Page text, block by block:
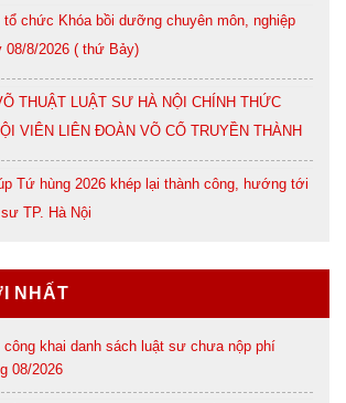
tổ chức Khóa bồi dưỡng chuyên môn, nghiệp
08/8/2026 ( thứ Bảy)
THUẬT LUẬT SƯ HÀ NỘI CHÍNH THỨC
VIÊN LIÊN ĐOÀN VÕ CỔ TRUYỀN THÀNH
Tứ hùng 2026 khép lại thành công, hướng tới
TP. Hà Nội
NHẤT
công khai danh sách luật sư chưa nộp phí
08/2026